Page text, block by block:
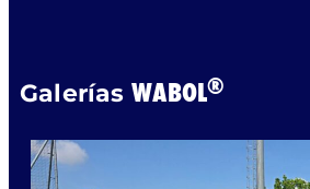
GaleríasWABOL®